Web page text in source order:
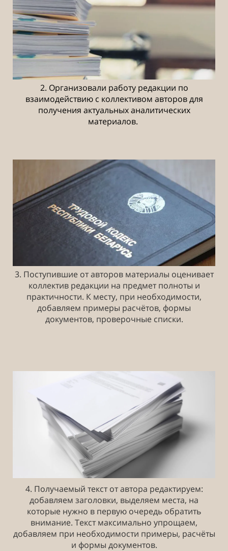
2. Организовали работу редакции по
взаимодействию с коллективом авторов для
получения актуальных аналитических
материалов.
3. Поступившие от авторов материалы оценивает
коллектив редакции на предмет полноты и
практичности. К месту, при необходимости,
добавляем примеры расчётов, формы
документов, проверочные списки.
4. Получаемый текст от автора редактируем:
добавляем заголовки, выделяем места, на
которые нужно в первую очередь обратить
внимание. Текст максимально упрощаем,
добавляем при необходимости примеры, расчёты
и формы документов.